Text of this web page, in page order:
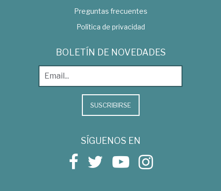
Preguntas frecuentes
Política de privacidad
BOLETÍN DE NOVEDADES
SUSCRIBIRSE
SÍGUENOS EN